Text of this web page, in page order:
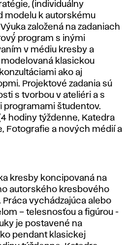
(individuálny
modelu k autorskému
založená na zadaniach
program s inými
v médiu kresby a
klasickou
ako aj
Projektové zadania sú
s tvorbou v ateliéri a s
študentov.
hodiny týždenne, Katedra
Fotografie a nových médií a
kresby koncipovaná na
autorského kresbového
vychádzajúca alebo
– telesnosťou a figúrou -
je postavené na
pendant klasickej